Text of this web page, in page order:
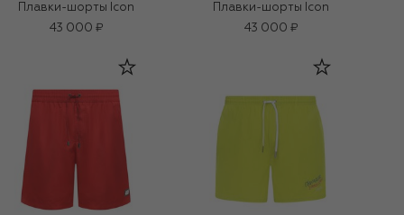
Плавки-шорты Icon
43 000 ₽
Плавки-шорты Icon
43 000 ₽